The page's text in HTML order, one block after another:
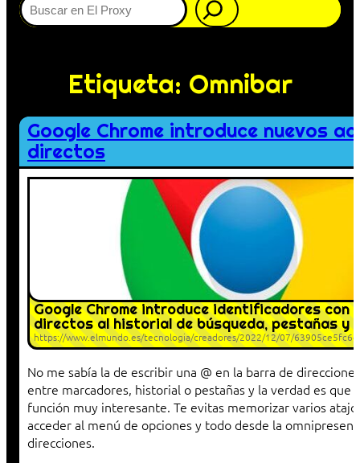
Etiqueta: Omnibar
Google Chrome introduce nuevos
directos
Google Chrome introduce identificadores con
directos al historial de búsqueda, pestañas y
https://www.elmundo.es/tecnologia/creadores/2022/12/07/
No me sabía la de escribir una @ en la barra de
entre marcadores, historial o pestañas y la verdad es que
función muy interesante. Te evitas memorizar varios
acceder al menú de opciones y todo desde la
direcciones.